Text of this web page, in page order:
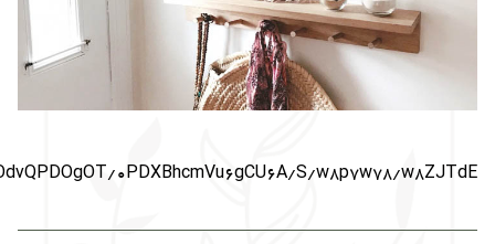
0PDXBhcmVu6gCU6A/S/w8p7w78/w8ZJTdE